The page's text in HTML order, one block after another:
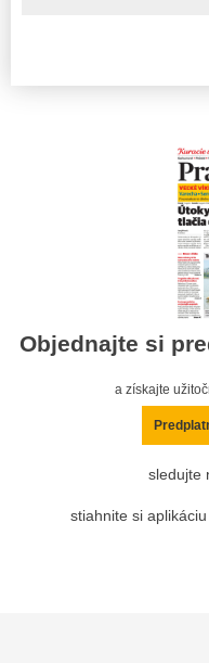
Objednajte si
a získajte
sledujte
stiahnite si